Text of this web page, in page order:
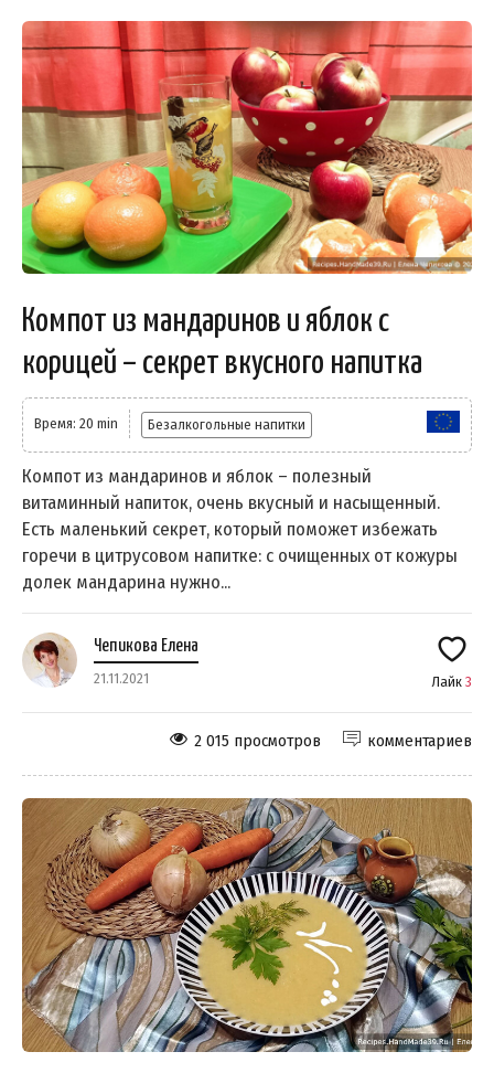
Компот из мандаринов и яблок с
корицей – секрет вкусного напитка
Время: 20 min Безалкогольные напитки
Компот из мандаринов и яблок – полезный
витаминный напиток, очень вкусный и насыщенный.
Есть маленький секрет, который поможет избежать
горечи в цитрусовом напитке: с очищенных от кожуры
долек мандарина нужно...
Чепикова Елена
21.11.2021 Лайк 3
комментариев
2 015 просмотров